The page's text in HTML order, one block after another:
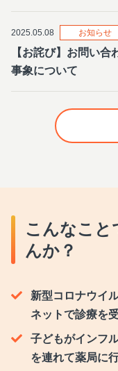
2025.05.08 お知らせ
【お詫び】お問い
事象について
こんなこと
んか？
新型コロナウイ
ネットで診療を
子どもがインフ
を連れて薬局に